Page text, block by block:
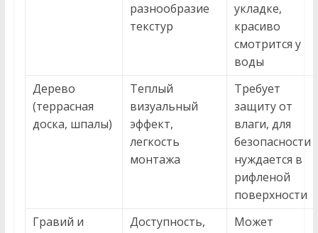
разнообразие
текстур
укладке,
красиво
смотрится у
воды
Дерево
(террасная
доска, шпалы)
Теплый
визуальный
эффект,
легкость
монтажа
Требует
защиту от
влаги, для
безопасности
нуждается в
рифленой
поверхности
Гравий и
Доступность,
Может